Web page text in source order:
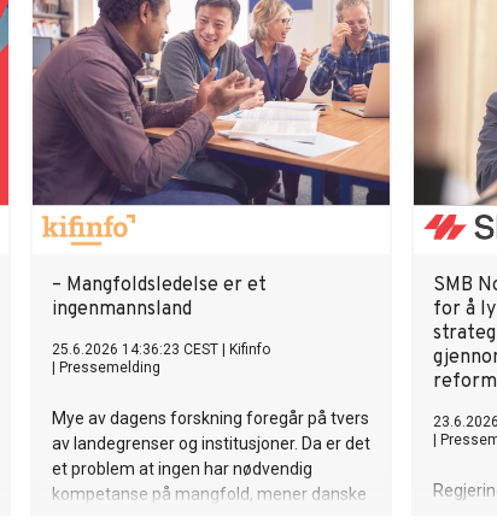
– Mangfoldsledelse er et
ingenmannsland
25.6.2026 14:36:23 CEST
Kifinfo
Pressemelding
Mye av dagens forskning foregår på tvers
av landegrenser og institusjoner. Da er det
et problem at ingen har nødvendig
kompetanse på mangfold, mener danske
SMB
for å